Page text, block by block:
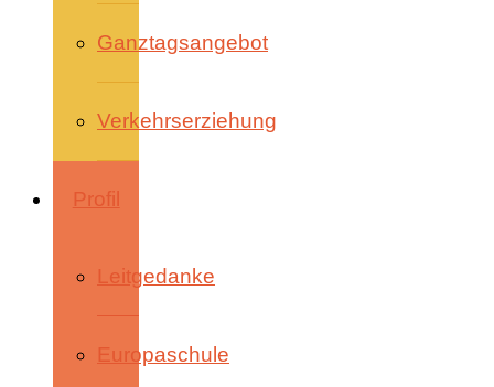
Ganztagsangebot
Verkehrserziehung
Profil
Leitgedanke
Europaschule